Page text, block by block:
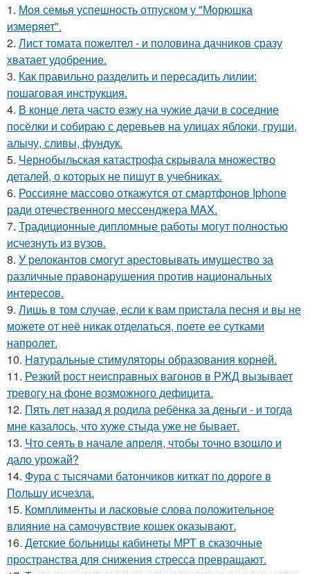
1. Моя семья успешность отпуском у "Морюшка
измеряет".
2. Лист томата пожелтел - и половина дачников сразу
хватает удобрение.
3. Как правильно разделить и пересадить лилии:
пошаговая инструкция.
4. В конце лета часто езжу на чужие дачи в соседние
посёлки и собираю с деревьев на улицах яблоки, груши,
алычу, сливы, фундук.
5. Чернобыльская катастрофа скрывала множество
деталей, о которых не пишут в учебниках.
6. Россияне массово откажутся от смартфонов Iphone
ради отечественного мессенджера MAX.
7. Традиционные дипломные работы могут полностью
исчезнуть из вузов.
8. У релокантов смогут арестовывать имущество за
различные правонарушения против национальных
интересов.
9. Лишь в том случае, если к вам пристала песня и вы не
можете от неё никак отделаться, поете ее сутками
напролет.
10. Haтуральные стимуляторы образования корней.
11. Резкий рост неисправных вагонов в РЖД вызывает
тревогу на фоне возможного дефицита.
12. Пять лет назад я родила ребёнка за деньги - и тогда
мне казалось, что хуже стыда уже не бывает.
13. Что сеять в начале апреля, чтобы точно взошло и
дало урожай?
14. Фура с тысячами батончиков киткат по дороге в
Польшу исчезла.
15. Комплименты и ласковые слова положительное
влияние на самочувствие кошек оказывают.
16. Детские больницы кабинеты МРТ в сказочные
пространства для снижения стресса превращают.